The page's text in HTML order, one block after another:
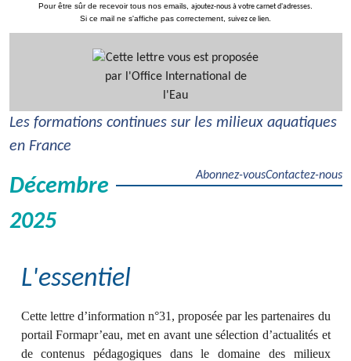
Pour être sûr de recevoir tous nos emails, ajoutez-nous à votre carnet d'adresses
Si ce mail ne s'affiche pas correctement, suivez ce lien
Les formations continues sur les milieux aquatiques
en France
Abonnez-vousContactez-nous
Décembre
2025
L'essentiel
Cette lettre d’information n°31, proposée par les partenaires du
portail Formapr’eau, met en avant une sélection d’actualités et
de contenus pédagogiques dans le domaine des milieux